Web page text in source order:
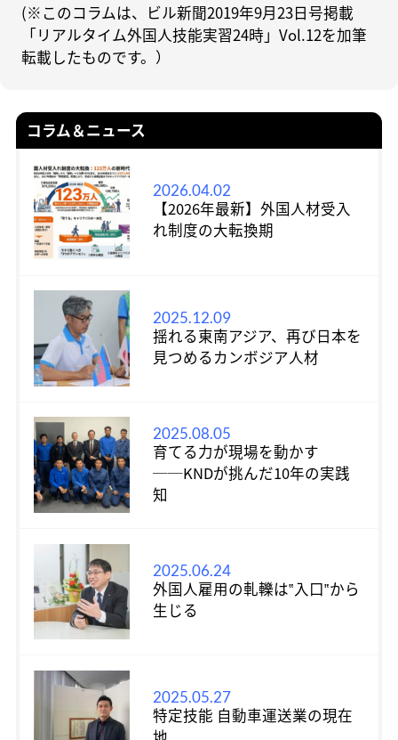
(※このコラムは、ビル新聞2019年9月23日号掲載
「リアルタイム外国人技能実習24時」Vol.12を加筆
転載したものです。）
コラム＆ニュース
2026.04.02
【2026年最新】外国人材受入
れ制度の大転換期
2025.12.09
揺れる東南アジア、再び日本を
見つめるカンボジア人材
2025.08.05
育てる力が現場を動かす
──KNDが挑んだ10年の実践
知
2025.06.24
外国人雇用の軋轢は‟入口‟から
生じる
2025.05.27
特定技能 自動車運送業の現在